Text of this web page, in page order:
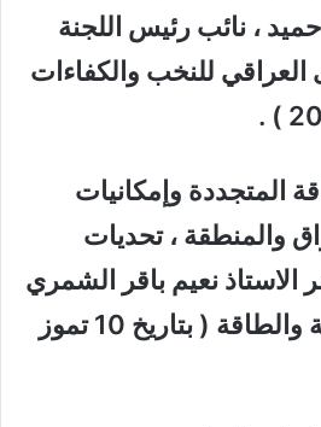
، نائب رئيس اللجنة
العراقي للنخب والكفاءات
المتجددة وإمكانيات
والمنطقة ، تحديات
الاستاذ نعيم باقر الشمري
، عضو لجنة الصناعة والطاقة ( بتاريخ 10 تموز